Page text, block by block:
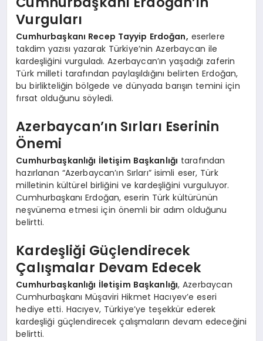
Vurguları
Cumhurbaşkanı Recep Tayyip Erdoğan, eserlere
takdim yazısı yazarak Türkiye’nin Azerbaycan ile
kardeşliğini vurguladı. Azerbaycan’ın yaşadığı zaferin
Türk milleti tarafından paylaşıldığını belirten Erdoğan,
bu birlikteliğin bölgede ve dünyada barışın temini için
fırsat olduğunu söyledi.
Azerbaycan’ın Sırları Eserinin
Önemi
Cumhurbaşkanlığı İletişim Başkanlığı tarafından
hazırlanan “Azerbaycan’ın Sırları” isimli eser, Türk
milletinin kültürel birliğini ve kardeşliğini vurguluyor.
Cumhurbaşkanı Erdoğan, eserin Türk kültürünün
neşvünema etmesi için önemli bir adım olduğunu
belirtti.
Kardeşliği Güçlendirecek
Çalışmalar Devam Edecek
Cumhurbaşkanlığı İletişim Başkanlığı, Azerbaycan
Cumhurbaşkanı Müşaviri Hikmet Hacıyev’e eseri
hediye etti. Hacıyev, Türkiye’ye teşekkür ederek
kardeşliği güçlendirecek çalışmaların devam edeceğini
belirtti.